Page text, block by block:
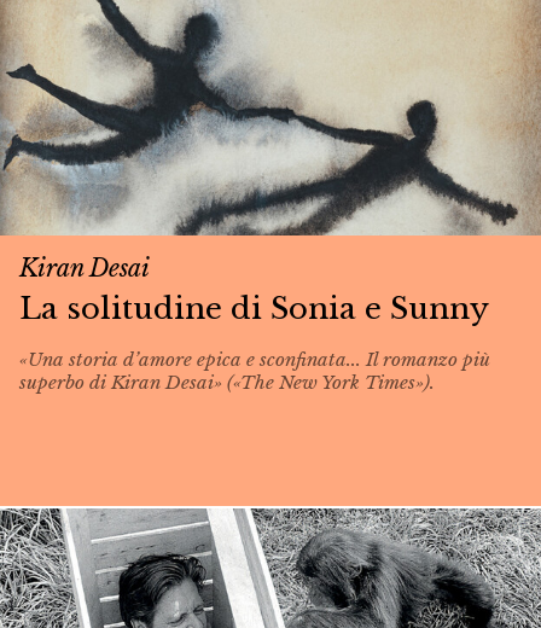
Kiran Desai
La solitudine di Sonia e Sunny
«Una storia d’amore epica e sconfinata... Il romanzo più
superbo di Kiran Desai» («The New York Times»).